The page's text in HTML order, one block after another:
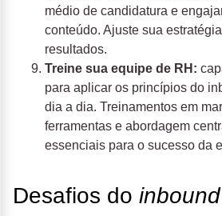
médio de candidatura e
conteúdo. Ajuste sua
resultados.
Treine sua equipe de RH:
para aplicar os princípios do
dia a dia. Treinamentos em
ferramentas e abordagem
essenciais para o sucesso da
Desafios do